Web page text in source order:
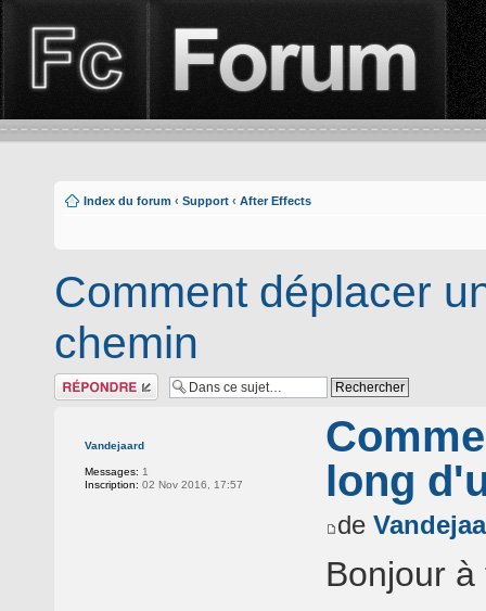
Index du forum ‹ Support ‹ After Effects
Comment déplacer
chemin
Répondre
Vandejaard
Messages: 1
Inscription: 02 Nov 2016, 17:57
long
de
Bonjour à